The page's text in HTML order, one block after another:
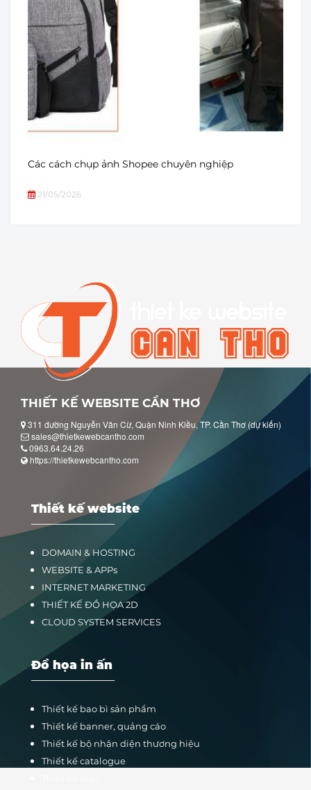
Các cách chụp ảnh Shopee chuyên nghiệp
21/05/2026
THIẾT KẾ WEBSITE CẦN THƠ
311 đường Nguyễn Văn Cừ, Quận Ninh Kiều, TP. Cần Thơ (dự kiến)
sales@thietkewebcantho.com
0963.64.24.26
https://thietkewebcantho.com
Thiết kế website
DOMAIN & HOSTING
WEBSITE & APPs
INTERNET MARKETING
THIẾT KẾ ĐỒ HỌA 2D
CLOUD SYSTEM SERVICES
Đồ họa in ấn
Thiết kế bao bì sản phẩm
Thiết kế banner, quảng cáo
Thiết kế bộ nhận diện thương hiệu
Thiết kế catalogue